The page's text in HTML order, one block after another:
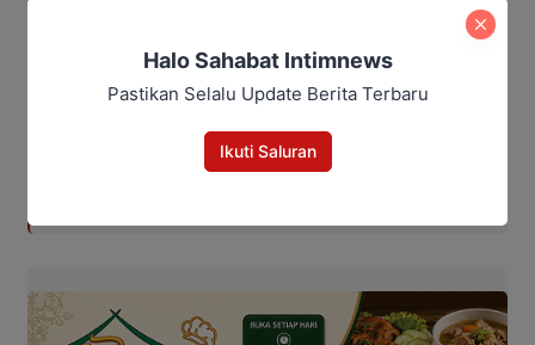
Baca Juga:
DPRD Katingan Minta Perusahaan
Jangan Tunda Pembayaran THR
Halo Sahabat Intimnews
Pastikan Selalu Update Berita Terbaru
Ikuti Saluran